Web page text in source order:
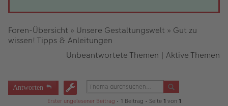
Foren-Übersicht » Unsere Gestaltungswelt » Gut zu
wissen! Tipps & Anleitungen
Unbeantwortete Themen | Aktive Themen
Antworten
Erster ungelesener Beitrag • 1 Beitrag • Seite 1 von 1